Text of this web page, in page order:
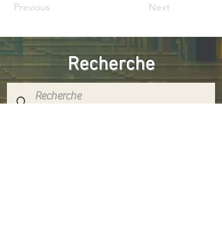
Previous Next
Recherche